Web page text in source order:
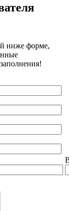
ниже форме,